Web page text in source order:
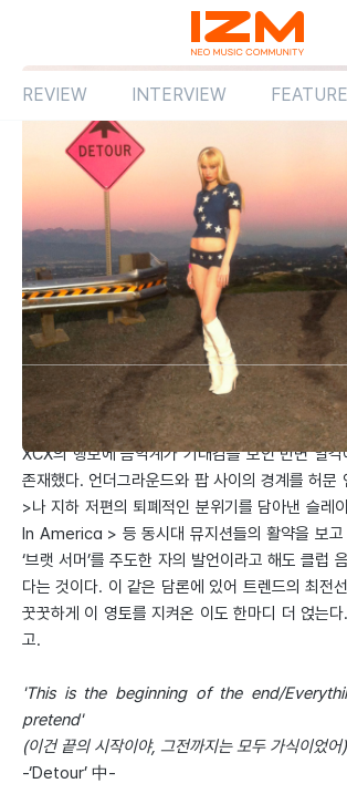
REVIEW INTERVIEW FEATURE
Review 앨범 해외
2026.06.22
‘댄스 플로어는 죽었다’며 ‘Rock music’으로 새
XCX의 행보에 음악계가 기대감을 보인 반면 일각
존재했다. 언더그라운드와 팝 사이의 경계를 허문
>나 지하 저편의 퇴폐적인 분위기를 담아낸 슬
In America > 등 동시대 뮤지션들의 활약을 보고
‘브랫 서머’를 주도한 자의 발언이라고 해도 클럽
다는 것이다. 이 같은 담론에 있어 트렌드의 최전
꿋꿋하게 이 영토를 지켜온 이도 한마디 더 얹는
고.
'This is the beginning of the end/
pretend'
(이건 끝의 시작이야, 그전까지는 모두 가식이었어)
-‘Detour’ 中-